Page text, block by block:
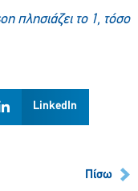
πλησιάζει το 1, τόσο
LinkedIn
Πίσω